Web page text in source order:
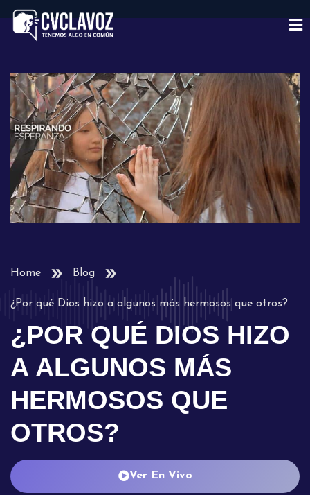
Home Blog
¿Por qué Dios hizo a algunos más hermosos que otros?
¿POR QUÉ DIOS HIZO
A ALGUNOS MÁS
HERMOSOS QUE
OTROS?
Ver En Vivo